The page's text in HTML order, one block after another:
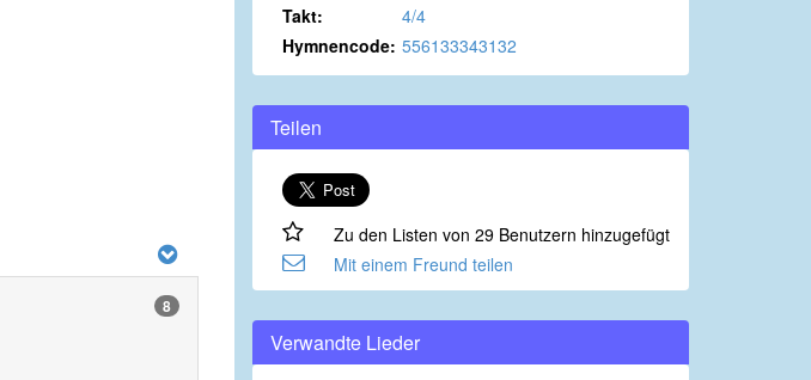
8
Takt:
4/4
Hymnencode: 556133343132
Teilen
Zu den Listen von 29 Benutzern hinzugefügt
Mit einem Freund teilen
Verwandte Lieder